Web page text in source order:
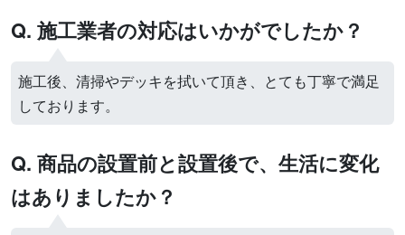
Q. 施工業者の対応はいかがでしたか？
施工後、清掃やデッキを拭いて頂き、とても丁寧で満足
しております。
Q. 商品の設置前と設置後で、生活に変化
はありましたか？